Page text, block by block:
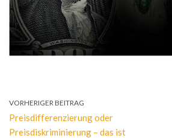
VORHERIGER BEITRAG
Preisdifferenzierung oder
Preisdiskriminierung – das ist